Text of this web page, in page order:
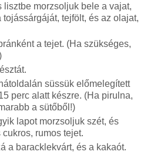
lisztbe morzsoljuk bele a vajat,
tejfölt, és az olajat,
a tejet. (Ha szükséges,
süssük előmelegített
perc alatt készre. (Ha pirulna,
a sütőből!)
lapot morzsoljuk szét, és
rumos tejet.
a baracklekvárt, és a kakaót.